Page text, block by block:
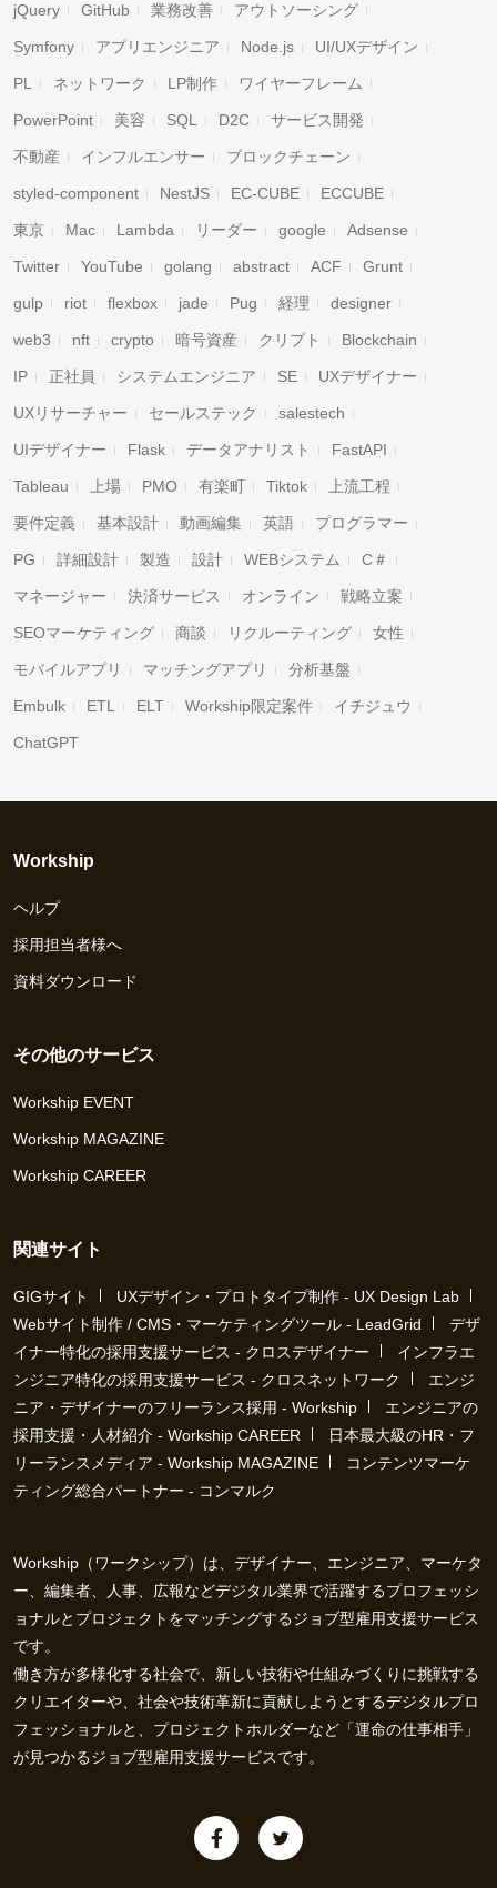
jQuery GitHub 業務改善 アウトソーシング
Symfony アプリエンジニア Node.js UI/UXデザイン
PL ネットワーク LP制作 ワイヤーフレーム
PowerPoint 美容 SQL D2C サービス開発
不動産 インフルエンサー ブロックチェーン
styled-component NestJS EC-CUBE ECCUBE
東京 Mac Lambda リーダー google Adsense
Twitter YouTube golang abstract ACF Grunt
gulp riot flexbox jade Pug 経理 designer
web3 nft crypto 暗号資産 クリプト Blockchain
IP 正社員 システムエンジニア SE UXデザイナー
UXリサーチャー セールステック salestech
UIデザイナー Flask データアナリスト FastAPI
Tableau 上場 PMO 有楽町 Tiktok 上流工程
要件定義 基本設計 動画編集 英語 プログラマー
PG 詳細設計 製造 設計 WEBシステム C＃
マネージャー 決済サービス オンライン 戦略立案
SEOマーケティング 商談 リクルーティング 女性
モバイルアプリ マッチングアプリ 分析基盤
Embulk ETL ELT Workship限定案件 イチジュウ
ChatGPT
Workship
ヘルプ
採用担当者様へ
資料ダウンロード
その他のサービス
Workship EVENT
Workship MAGAZINE
Workship CAREER
関連サイト
GIGサイト
UXデザイン・プロトタイプ制作 - UX Design Lab
Webサイト制作 / CMS・マーケティングツール - LeadGrid
デザ
イナー特化の採用支援サービス - クロスデザイナー
インフラエ
ンジニア特化の採用支援サービス - クロスネットワーク
エンジ
ニア・デザイナーのフリーランス採用 - Workship
エンジニアの
採用支援・人材紹介 - Workship CAREER
日本最大級のHR・フ
リーランスメディア - Workship MAGAZINE
コンテンツマーケ
ティング総合パートナー - コンマルク
Workship（ワークシップ）は、デザイナー、エンジニア、マーケタ
ー、編集者、人事、広報などデジタル業界で活躍するプロフェッシ
ョナルとプロジェクトをマッチングするジョブ型雇用支援サービス
です。
働き方が多様化する社会で、新しい技術や仕組みづくりに挑戦する
クリエイターや、社会や技術革新に貢献しようとするデジタルプロ
フェッショナルと、プロジェクトホルダーなど「運命の仕事相手」
が見つかるジョブ型雇用支援サービスです。